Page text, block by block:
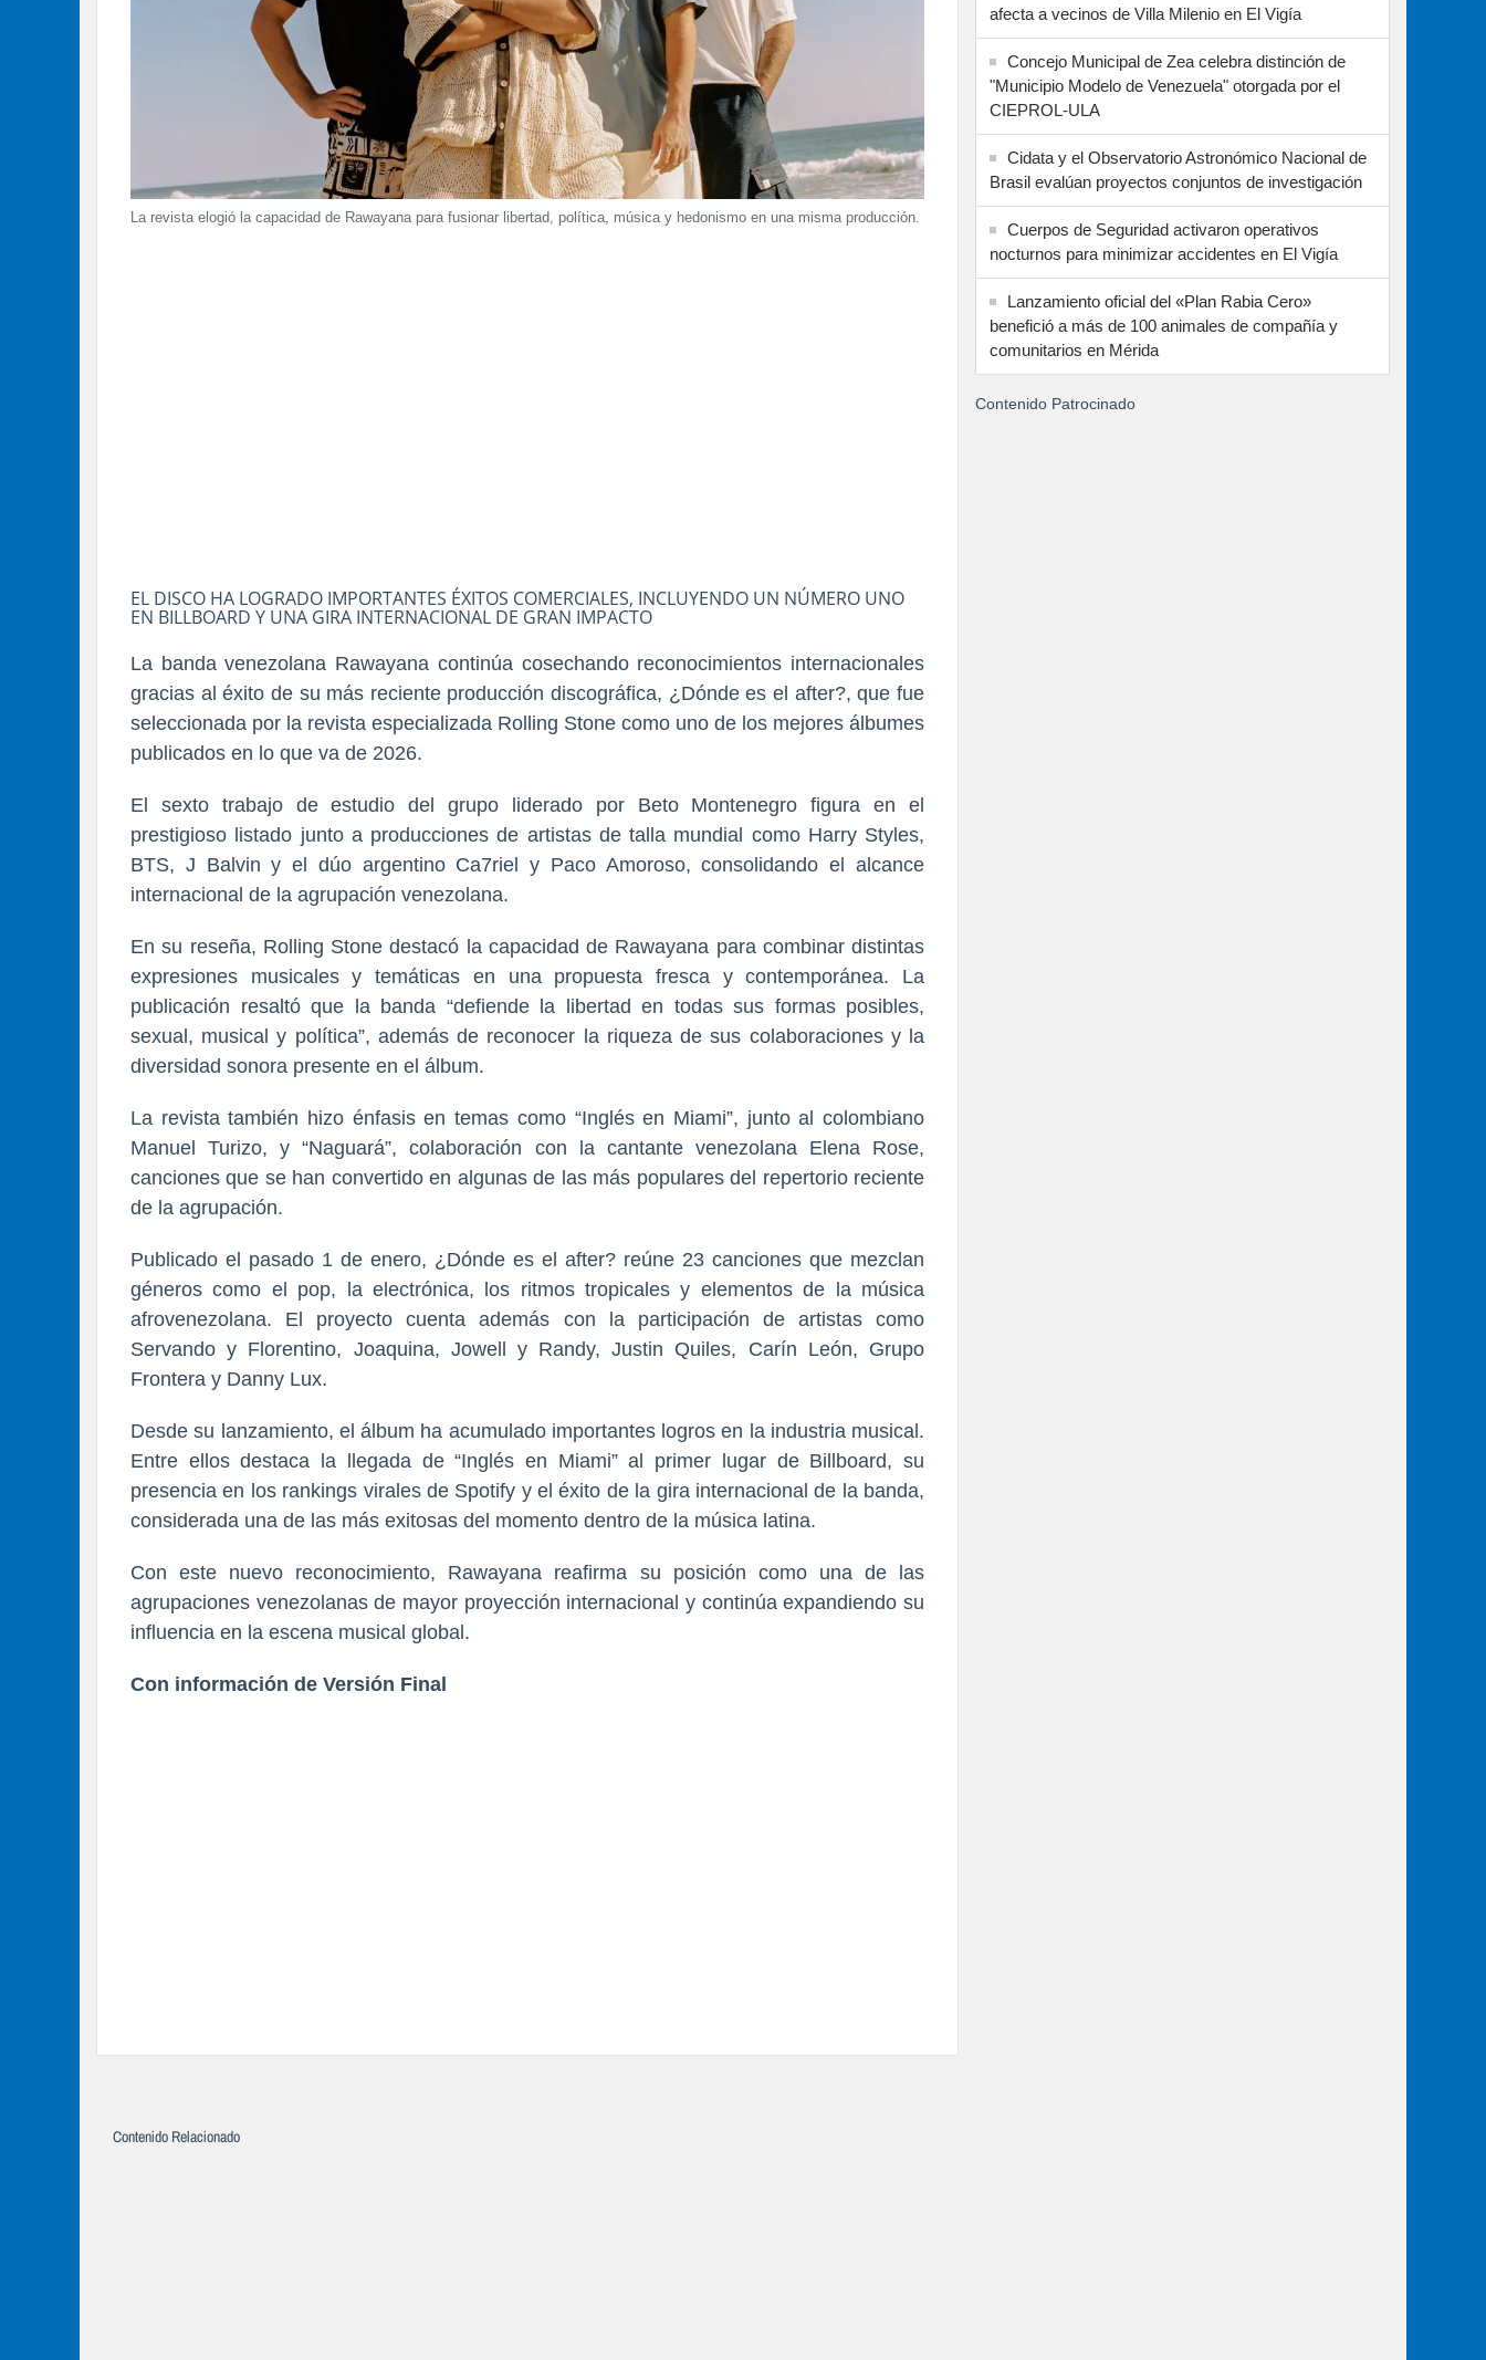
La revista elogió la capacidad de Rawayana para fusionar libertad, política, música y hedonismo en una misma producción.
EL DISCO HA LOGRADO IMPORTANTES ÉXITOS COMERCIALES, INCLUYENDO UN NÚMERO UNO
EN BILLBOARD Y UNA GIRA INTERNACIONAL DE GRAN IMPACTO
La banda venezolana Rawayana continúa cosechando reconocimientos internacionales
gracias al éxito de su más reciente producción discográfica, ¿Dónde es el after?, que fue
seleccionada por la revista especializada Rolling Stone como uno de los mejores álbumes
publicados en lo que va de 2026.
El sexto trabajo de estudio del grupo liderado por Beto Montenegro figura en el
prestigioso listado junto a producciones de artistas de talla mundial como Harry Styles,
BTS, J Balvin y el dúo argentino Ca7riel y Paco Amoroso, consolidando el alcance
internacional de la agrupación venezolana.
En su reseña, Rolling Stone destacó la capacidad de Rawayana para combinar distintas
expresiones musicales y temáticas en una propuesta fresca y contemporánea. La
publicación resaltó que la banda “defiende la libertad en todas sus formas posibles,
sexual, musical y política”, además de reconocer la riqueza de sus colaboraciones y la
diversidad sonora presente en el álbum.
La revista también hizo énfasis en temas como “Inglés en Miami”, junto al colombiano
Manuel Turizo, y “Naguará”, colaboración con la cantante venezolana Elena Rose,
canciones que se han convertido en algunas de las más populares del repertorio reciente
de la agrupación.
Publicado el pasado 1 de enero, ¿Dónde es el after? reúne 23 canciones que mezclan
géneros como el pop, la electrónica, los ritmos tropicales y elementos de la música
afrovenezolana. El proyecto cuenta además con la participación de artistas como
Servando y Florentino, Joaquina, Jowell y Randy, Justin Quiles, Carín León, Grupo
Frontera y Danny Lux.
Desde su lanzamiento, el álbum ha acumulado importantes logros en la industria musical.
Entre ellos destaca la llegada de “Inglés en Miami” al primer lugar de Billboard, su
presencia en los rankings virales de Spotify y el éxito de la gira internacional de la banda,
considerada una de las más exitosas del momento dentro de la música latina.
Con este nuevo reconocimiento, Rawayana reafirma su posición como una de las
agrupaciones venezolanas de mayor proyección internacional y continúa expandiendo su
influencia en la escena musical global.
Con información de Versión Final
afecta a vecinos de Villa Milenio en El Vigía
Concejo Municipal de Zea celebra distinción de
"Municipio Modelo de Venezuela" otorgada por el
CIEPROL-ULA
Cidata y el Observatorio Astronómico Nacional de
Brasil evalúan proyectos conjuntos de investigación
Cuerpos de Seguridad activaron operativos
nocturnos para minimizar accidentes en El Vigía
Lanzamiento oficial del «Plan Rabia Cero»
benefició a más de 100 animales de compañía y
comunitarios en Mérida
Contenido Patrocinado
Contenido Relacionado